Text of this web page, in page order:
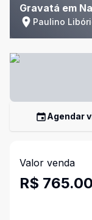
Gravatá em
Paulino
Agendar
Valor venda
R$